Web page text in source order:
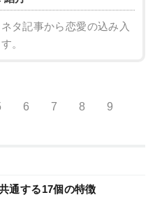
タ記事から恋愛の込み入
。
6 7 8 9
通する17個の特徴